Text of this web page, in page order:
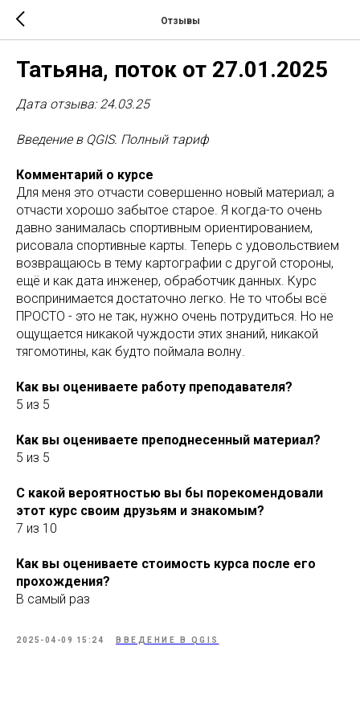
Отзывы
Татьяна, поток от 27.01.2025
Дата отзыва: 24.03.25
Введение в QGIS. Полный тариф
Комментарий о курсе
Для меня это отчасти совершенно новый материал; а
отчасти хорошо забытое старое. Я когда-то очень
давно занималась спортивным ориентированием,
рисовала спортивные карты. Теперь с удовольствием
возвращаюсь в тему картографии с другой стороны,
ещё и как дата инженер, обработчик данных. Курс
воспринимается достаточно легко. Не то чтобы всё
ПРОСТО - это не так, нужно очень потрудиться. Но не
ощущается никакой чуждости этих знаний, никакой
тягомотины, как будто поймала волну.
Как вы оцениваете работу преподавателя?
5 из 5
Как вы оцениваете преподнесенный материал?
5 из 5
С какой вероятностью вы бы порекомендовали
этот курс своим друзьям и знакомым?
7 из 10
Как вы оцениваете стоимость курса после его
прохождения?
В самый раз
2025-04-09 15:24 ВВЕДЕНИЕ В QGIS